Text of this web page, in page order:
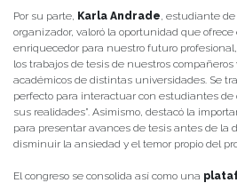
Por su parte, Karla Andrade , estudiante
organizador, valoró la oportunidad que ofrece
enriquecedor para nuestro futuro
los trabajos de tesis de nuestros
académicos de distintas universidades. Se
perfecto para interactuar con estudiantes
sus realidades”. Asimismo, destacó la
para presentar avances de tesis antes de la
disminuir la ansiedad y el temor propio del
El congreso se consolida así como una